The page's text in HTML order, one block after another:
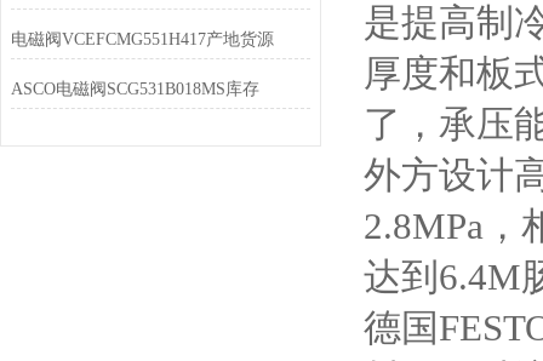
电磁阀VCEFCMG551H417产地货源
ASCO电磁阀SCG531B018MS库存
是提高制
厚度和板
了，承压
外方设计
2.8MPa，
达到6.4M
德国